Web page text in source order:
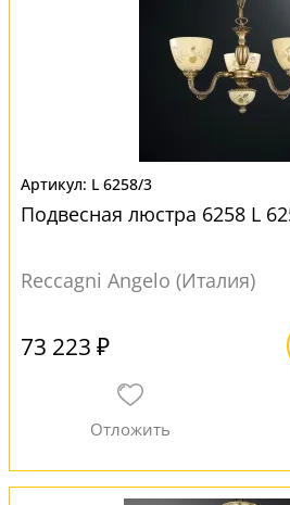
L 6258/3
Подвесная люстра 6258 L
Reccagni Angelo (Италия)
73 223 ₽